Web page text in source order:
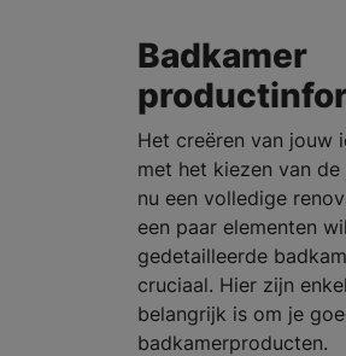
Badkamer
Het creëren van jouw
met het kiezen van
nu een volledige
een paar elementen
gedetailleerde
cruciaal. Hier zijn
belangrijk is om je
badkamerproducten.